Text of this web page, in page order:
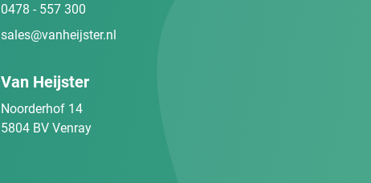
0478 - 557 300
sales@vanheijster.nl
Van Heijster
Noorderhof 14
5804 BV Venray